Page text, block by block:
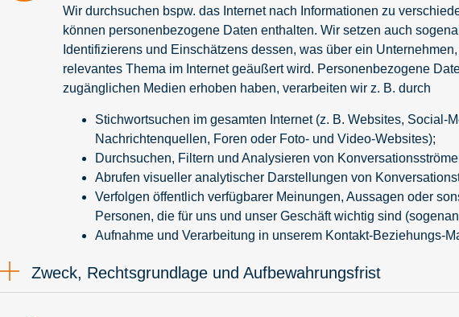
Wir durchsuchen bspw. das Internet nach Informationen zu
können personenbezogene Daten enthalten. Wir setzen auch
Identifizierens und Einschätzens dessen, was über ein
relevantes Thema im Internet geäußert wird. Personenbezogene
zugänglichen Medien erhoben haben, verarbeiten wir z. B. durch
Stichwortsuchen im gesamten Internet (z. B. Websites,
Nachrichtenquellen, Foren oder Foto- und Video-Websites);
Durchsuchen, Filtern und Analysieren von
Abrufen visueller analytischer Darstellungen von
Verfolgen öffentlich verfügbarer Meinungen, Aussagen oder
Personen, die für uns und unser Geschäft wichtig sind
Aufnahme und Verarbeitung in unserem Kontakt-Beziehungs-
Zweck, Rechtsgrundlage und Aufbewahrungsfrist